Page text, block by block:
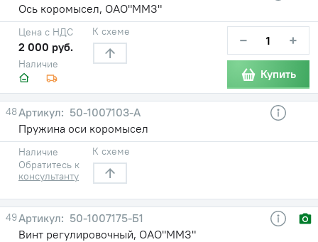
Ось коромысел, ОАО"ММЗ"
Наличие
Цена с НДС
2 000 руб.
К схеме − +
Купить
48
50-1007103-А
Пружина оси коромысел
Наличие
Обратитесь к
консультанту
К схеме
49
50-1007175-Б1
Винт регулировочный, ОАО"ММЗ"